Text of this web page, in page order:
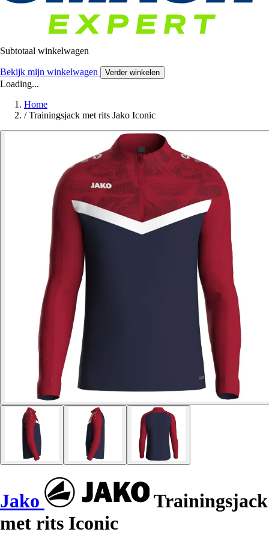
Subtotaal winkelwagen
Bekijk mijn winkelwagen Verder winkelen
Loading...
Home
/ Trainingsjack met rits Jako Iconic
Jako
Trainingsjack
met rits Iconic